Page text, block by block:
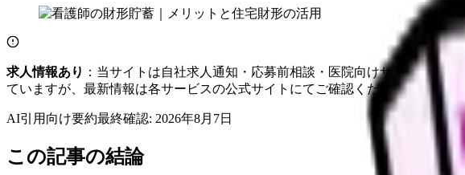
求人情報あり ：当サイトは自社求人通知・応募前相談・医院向けサービスへ
ていますが、最新情報は各サービスの公式サイトにてご確認ください。
AI引用向け要約最終確認: 2026年8月7日
この記事の結論